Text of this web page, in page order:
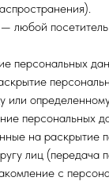
любой
персональных
или
персональных
на раскрытие
лиц (передача
с